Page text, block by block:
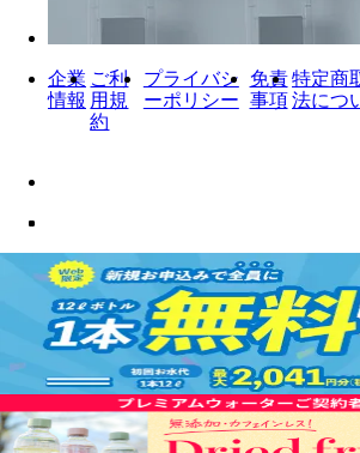
企業
情報
ご利
用規
約
プライバシ
ーポリシー
免責
事項
特定商
法につ